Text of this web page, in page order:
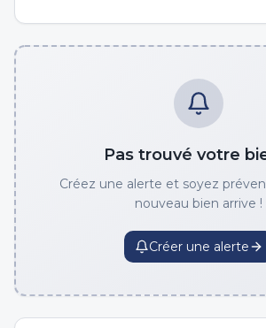
Pas trouvé votre
Créez une alerte et soyez
nouveau bien arrive !
Créer une alerte